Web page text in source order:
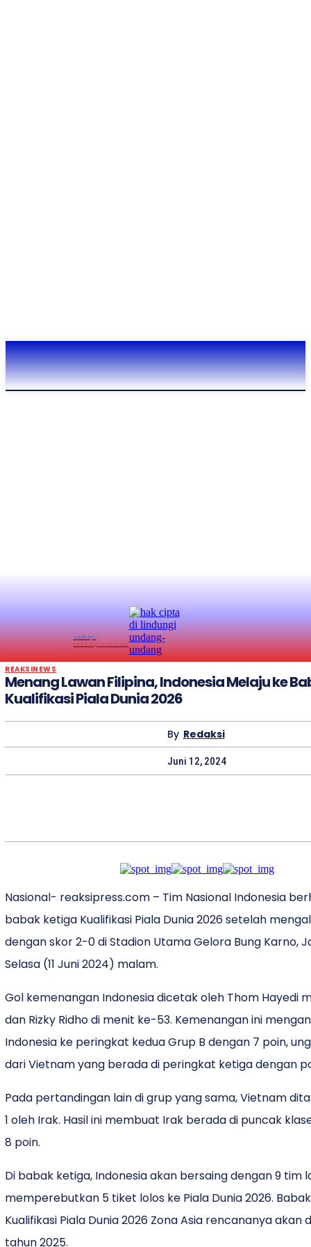
credit by :
reaksipress.com
REAKSINEWS
Menang Lawan Filipina, Indonesia Melaju ke
Kualifikasi Piala Dunia 2026
By Redaksi
Juni 12, 2024
Nasional- reaksipress.com – Tim Nasional Indonesia
babak ketiga Kualifikasi Piala Dunia 2026 setelah
dengan skor 2-0 di Stadion Utama Gelora Bung Karno,
Selasa (11 Juni 2024) malam.
Gol kemenangan Indonesia dicetak oleh Thom Hayedi
dan Rizky Ridho di menit ke-53. Kemenangan ini
Indonesia ke peringkat kedua Grup B dengan 7 poin,
dari Vietnam yang berada di peringkat ketiga dengan
Pada pertandingan lain di grup yang sama, Vietnam
1 oleh Irak. Hasil ini membuat Irak berada di puncak
8 poin.
Di babak ketiga, Indonesia akan bersaing dengan 9 tim
memperebutkan 5 tiket lolos ke Piala Dunia 2026.
Kualifikasi Piala Dunia 2026 Zona Asia rencananya akan
tahun 2025.